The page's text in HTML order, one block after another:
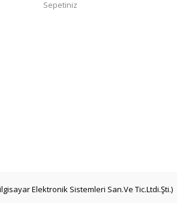
Sepetiniz
Elektronik Sistemleri San.Ve Tic.Ltdi.Şti.)